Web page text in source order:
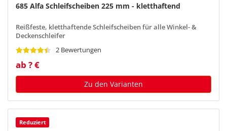
685 Alfa Schleifscheiben 225 mm - kletthaftend
Reißfeste, kletthaftende Schleifscheiben für alle Winkel- &
Deckenschleifer
2 Bewertungen
ab ? €
Zu den Varianten
Reduziert